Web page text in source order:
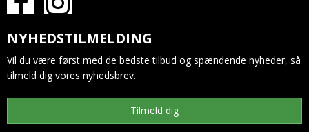
NYHEDSTILMELDING
Vil du være først med de bedste tilbud og spændende nyheder, så
tilmeld dig vores nyhedsbrev.
Tilmeld dig